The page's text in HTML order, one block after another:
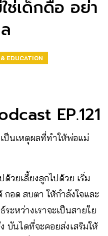
ใช่เด็กดื้อ อย่า
EDUCATION
EP.121
เป็นเหตุผลที่ทำให้พ่อแม่
วยเลี้ยงลูกไปด้วย เริ่ม
กอด สบตา ให้กำลังใจและ
ะหว่างเราจะเป็นสายใย
บันไดที่จะคอยส่งเสริมให้